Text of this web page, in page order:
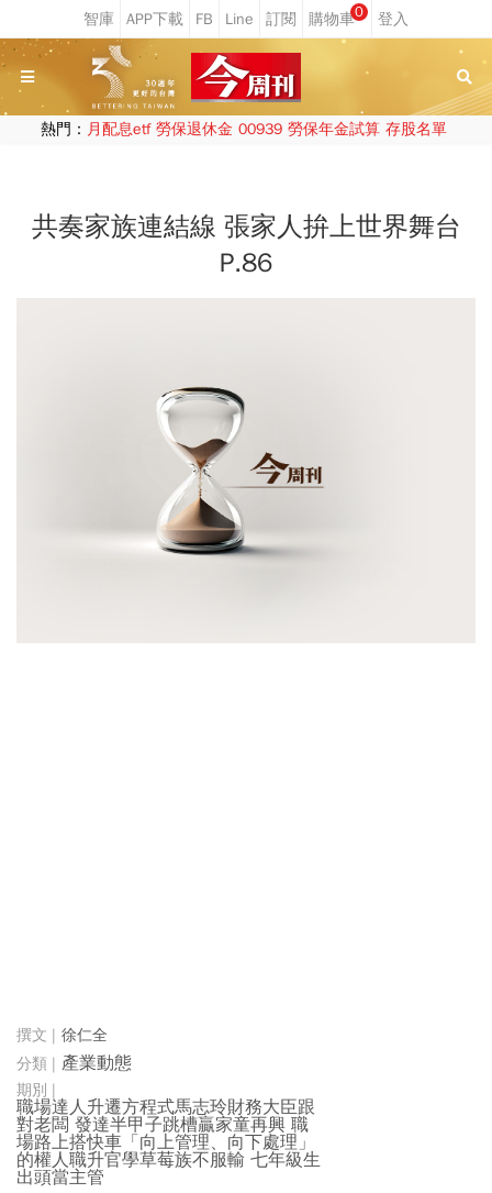
0
熱門： 月配息etf 勞保退休金 00939 勞保年金試算 存股名單
共奏家族連結線 張家人拚上世界舞台
P.86
徐仁全
產業動態
職場達人升遷方程式馬志玲財務大臣跟
對老闆 發達半甲子跳槽贏家童再興 職
場路上搭快車「向上管理、向下處理」
的權人職升官學草莓族不服輸 七年級生
出頭當主管